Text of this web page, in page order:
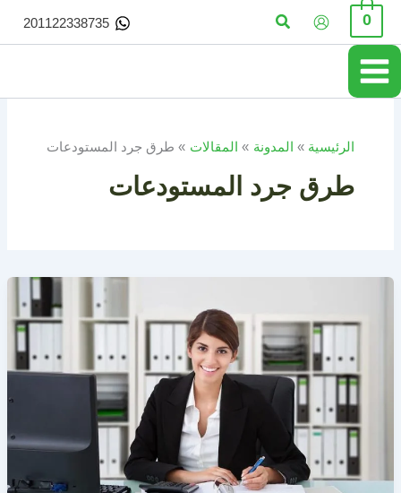
تخطي
المحتوى
0 البحث 201122338735
الرئيسية المدونة المقالات طرق جرد المستودعات
طرق جرد المستودعات